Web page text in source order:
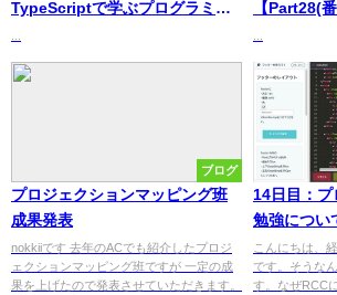
TypeScriptで学ぶプログラミン
プリタかで実行速度が変わるの
【Part28(
ブログ
プロジェクションマッピング班
成果発表
nokkiiです 去年のACでも紹介したプロジ
ェクションマッピング班ですが 一定の成
果を上げたので発表させていただきます。
14日目：プ
勉強につい
こんにちは、
です。そうな
す。なぜRCC